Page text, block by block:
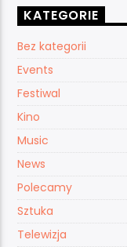
KATEGORIE
Bez kategorii
Events
Festiwal
Kino
Music
News
Polecamy
Sztuka
Telewizja